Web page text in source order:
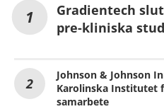
Gradientech
pre-kliniska
Johnson & Johnson
Karolinska Institutet
samarbete